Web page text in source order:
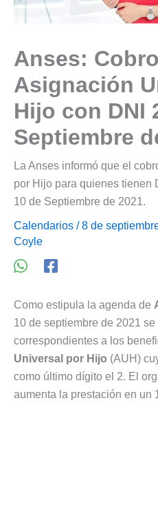
Anses:
Asignación
Hijo con DNI
Septiembre
La Anses informó que el
por Hijo para quienes tienen
10 de Septiembre de 2021.
Calendarios / 8 de
Coyle
Como estipula la agenda de
10 de septiembre de 2021
correspondientes a los
Universal por Hijo (AUH)
como último dígito el 2. El
aumenta la prestación en un